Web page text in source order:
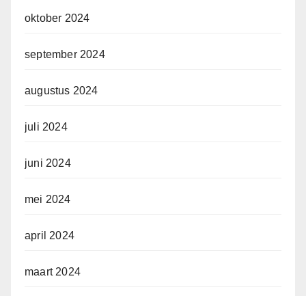
oktober 2024
september 2024
augustus 2024
juli 2024
juni 2024
mei 2024
april 2024
maart 2024